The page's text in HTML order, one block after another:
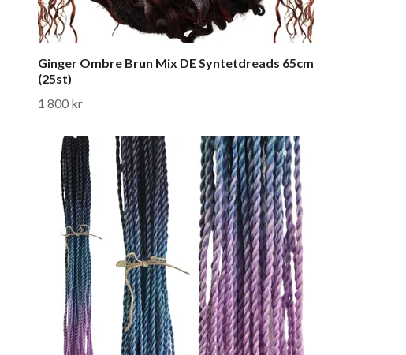
Ginger Ombre Brun Mix DE Syntetdreads 65cm
(25st)
1 800 kr